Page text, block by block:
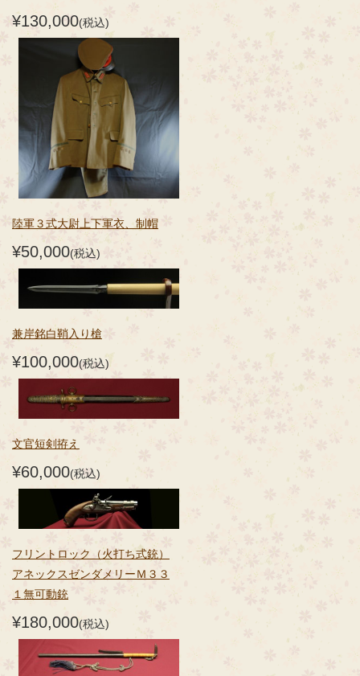
¥130,000(税込)
陸軍３式大尉上下軍衣、制帽
¥50,000(税込)
兼岸銘白鞘入り槍
¥100,000(税込)
文官短剣拵え
¥60,000(税込)
フリントロック（火打ち式銃）
アネックスゼンダメリーＭ３３
１無可動銃
¥180,000(税込)